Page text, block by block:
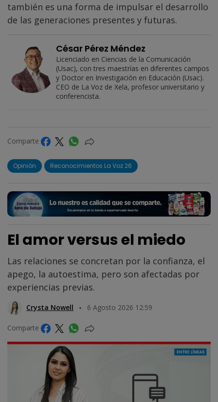
también es una forma de impulsar el desarrollo
de las generaciones presentes y futuras.
César Pérez Méndez
Licenciado en Ciencias de la Comunicación
(Usac), con tres maestrías en diferentes campos
y Doctor en Investigación en Educación (Usac).
CEO de La Voz de Xela, profesor universitario y
conferencista.
Comparte
Opinión Reconocimientos La Voz 26
El amor versus el miedo
Las relaciones se concretan por la confianza, el
apego, la autoestima, pero son afectadas por
experiencias previas.
Crysta Nowell 6 Agosto 2026 12:59
Comparte